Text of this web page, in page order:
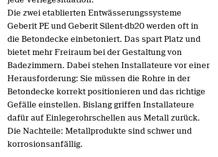
Die zwei etablierten Entwässerungssysteme
Geberit PE und Geberit Silent-db20 werden oft in
die Betondecke einbetoniert. Das spart Platz und
bietet mehr Freiraum bei der Gestaltung von
Badezimmern. Dabei stehen Installateure vor einer
Herausforderung: Sie müssen die Rohre in der
Betondecke korrekt positionieren und das richtige
Gefälle einstellen. Bislang griffen Installateure
dafür auf Einlegerohrschellen aus Metall zurück.
Die Nachteile: Metallprodukte sind schwer und
korrosionsanfällig.